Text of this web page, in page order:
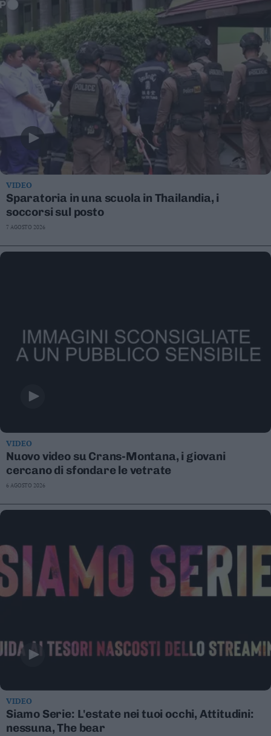
VIDEO
Sparatoria in una scuola in Thailandia, i
soccorsi sul posto
7 AGOSTO 2026
VIDEO
Nuovo video su Crans-Montana, i giovani
cercano di sfondare le vetrate
6 AGOSTO 2026
VIDEO
Siamo Serie: L'estate nei tuoi occhi, Attitudini:
nessuna, The bear